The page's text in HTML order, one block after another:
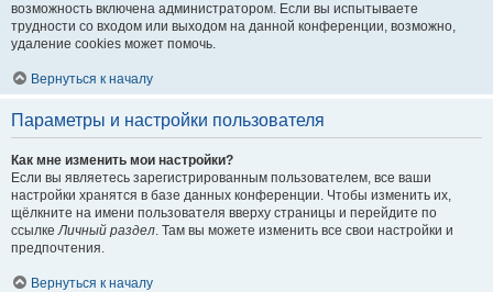
возможность включена администратором. Если вы испытываете
трудности со входом или выходом на данной конференции, возможно,
удаление cookies может помочь.
Вернуться к началу
Параметры и настройки пользователя
Как мне изменить мои настройки?
Если вы являетесь зарегистрированным пользователем, все ваши
настройки хранятся в базе данных конференции. Чтобы изменить их,
щёлкните на имени пользователя вверху страницы и перейдите по
ссылкеЛичный раздел. Там вы можете изменить все свои настройки и
предпочтения.
Вернуться к началу